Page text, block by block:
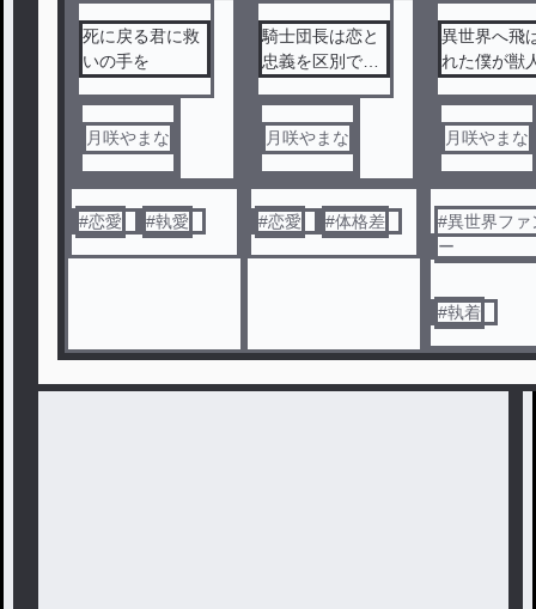
死に戻る君に救
いの手を
月咲やまな
#恋愛 #執愛
騎士団長は恋と
忠義を区別でき
月咲やまな
#恋愛 #体格差
異世界へ飛
れた僕が獣
月咲やまな
#異世界ファ
ー
#執着